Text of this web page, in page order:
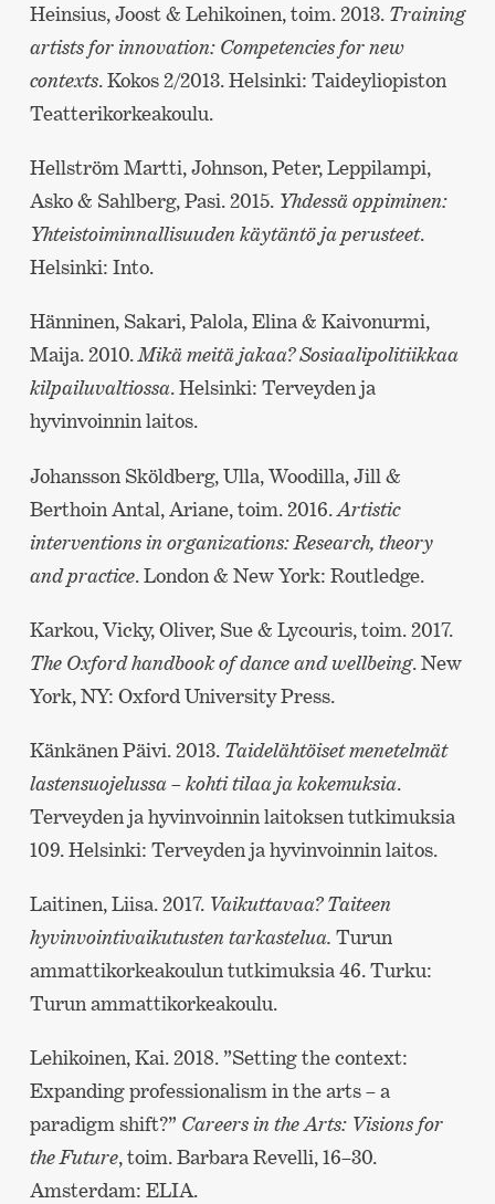
Heinsius, Joost & Lehikoinen, toim. 2013. Training
artists for innovation: Competencies for new
contexts. Kokos 2/2013. Helsinki: Taideyliopiston
Teatterikorkeakoulu.
Hellström Martti, Johnson, Peter, Leppilampi,
Asko & Sahlberg, Pasi. 2015. Yhdessä oppiminen:
Yhteistoiminnallisuuden käytäntö ja perusteet.
Helsinki: Into.
Hänninen, Sakari, Palola, Elina & Kaivonurmi,
Maija. 2010.Mikä meitä jakaa? Sosiaalipolitiikkaa
kilpailuvaltiossa. Helsinki: Terveyden ja
hyvinvoinnin laitos.
Johansson Sköldberg, Ulla, Woodilla, Jill &
Berthoin Antal, Ariane, toim. 2016.Artistic
interventions in organizations: Research, theory
and practice. London & New York: Routledge.
Karkou, Vicky, Oliver, Sue & Lycouris, toim. 2017.
The Oxford handbook of dance and wellbeing. New
York, NY: Oxford University Press.
Känkänen Päivi. 2013. Taidelähtöiset menetelmät
lastensuojelussa – kohti tilaa ja kokemuksia.
Terveyden ja hyvinvoinnin laitoksen tutkimuksia
109. Helsinki: Terveyden ja hyvinvoinnin laitos.
Laitinen, Liisa. 2017. Vaikuttavaa? Taiteen
hyvinvointivaikutusten tarkastelua. Turun
ammattikorkeakoulun tutkimuksia 46. Turku:
Turun ammattikorkeakoulu.
Lehikoinen, Kai. 2018. ”Setting the context:
Expanding professionalism in the arts – a
paradigm shift?” Careers in the Arts: Visions for
the Future, toim. Barbara Revelli, 16–30.
Amsterdam: ELIA.